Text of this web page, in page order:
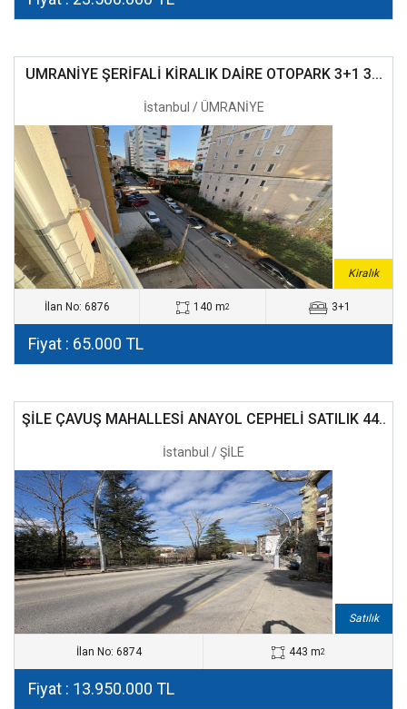
UMRANİYE ŞERİFALİ KİRALIK DAİRE OTOPARK 3+1 3...
İstanbul / ÜMRANİYE
Kiralık
İlan No: 6876 140 m2 3+1
Fiyat : 65.000 TL
ŞİLE ÇAVUŞ MAHALLESİ ANAYOL CEPHELİ SATILIK 44..
İstanbul / ŞİLE
Satılık
İlan No: 6874 443 m2
Fiyat : 13.950.000 TL